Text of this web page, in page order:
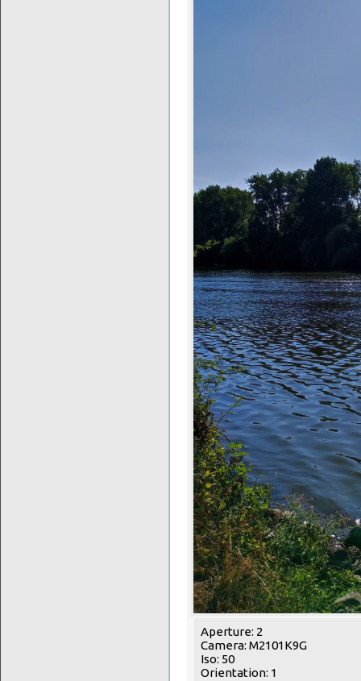
Aperture: 2
Camera: M2101K9G
Iso: 50
Orientation: 1